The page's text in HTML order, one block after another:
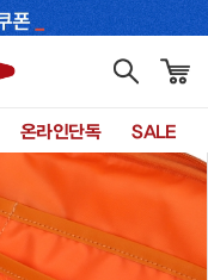
온라인단독 SALE